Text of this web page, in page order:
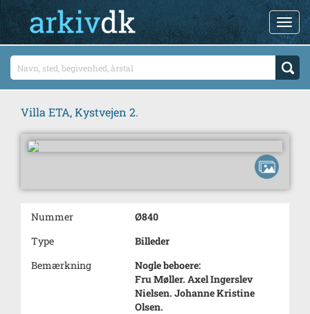
Villa ETA, Kystvejen 2.
Nummer
Ø840
Type
Billeder
Bemærkning
Nogle beboere:
Fru Møller. Axel Ingerslev
Nielsen. Johanne Kristine
Olsen.